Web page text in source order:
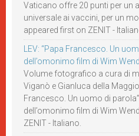
Vaticano offre 20 punti per un
universale ai vaccini, per un
appeared first on ZENIT -
LEV: “Papa Francesco. Un
dell’omonimo film di Wim
Volume fotografico a cura di
Viganò e Gianluca della
Francesco. Un uomo di
dell’omonimo film di Wim
ZENIT - Italiano.